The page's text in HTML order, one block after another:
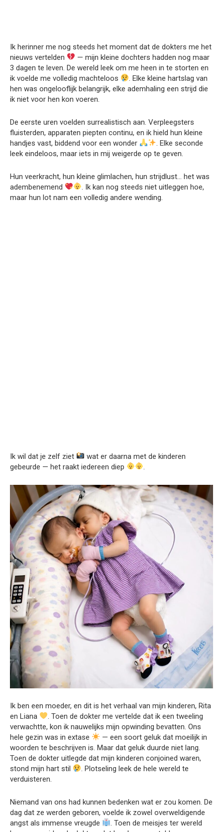
Ik herinner me nog steeds het moment dat de dokters me het
nieuws vertelden
— mijn kleine dochters hadden nog maar
3 dagen te leven. De wereld leek om me heen in te storten en
ik voelde me volledig machteloos
. Elke kleine hartslag van
hen was ongelooflijk belangrijk, elke ademhaling een strijd die
ik niet voor hen kon voeren.
De eerste uren voelden surrealistisch aan. Verpleegsters
fluisterden, apparaten piepten continu, en ik hield hun kleine
handjes vast, biddend voor een wonder
. Elke seconde
leek eindeloos, maar iets in mij weigerde op te geven.
Hun veerkracht, hun kleine glimlachen, hun strijdlust… het was
adembenemend
. Ik kan nog steeds niet uitleggen hoe,
maar hun lot nam een volledig andere wending.
Ik wil dat je zelf ziet
wat er daarna met de kinderen
gebeurde — het raakt iedereen diep
.
Ik ben een moeder, en dit is het verhaal van mijn kinderen, Rita
en Liana
. Toen de dokter me vertelde dat ik een tweeling
verwachtte, kon ik nauwelijks mijn opwinding bevatten. Ons
hele gezin was in extase
— een soort geluk dat moeilijk in
woorden te beschrijven is. Maar dat geluk duurde niet lang.
Toen de dokter uitlegde dat mijn kinderen conjoined waren,
stond mijn hart stil
. Plotseling leek de hele wereld te
verduisteren.
Niemand van ons had kunnen bedenken wat er zou komen. De
dag dat ze werden geboren, voelde ik zowel overweldigende
angst als immense vreugde
. Toen de meisjes ter wereld